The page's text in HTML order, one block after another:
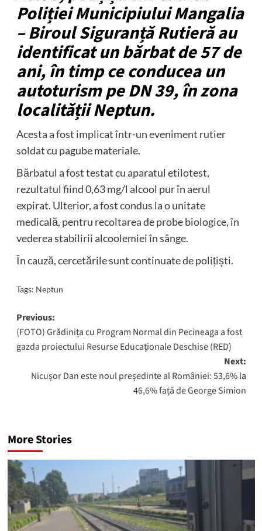
Poliției Municipiului Mangalia
– Biroul Siguranță Rutieră au
identificat un bărbat de 57 de
ani, în timp ce conducea un
autoturism pe DN 39, în zona
localității Neptun.
Acesta a fost implicat într-un eveniment rutier
soldat cu pagube materiale.
Bărbatul a fost testat cu aparatul etilotest,
rezultatul fiind 0,63 mg/l alcool pur în aerul
expirat. Ulterior, a fost condus la o unitate
medicală, pentru recoltarea de probe biologice, în
vederea stabilirii alcoolemiei în sânge.
În cauză, cercetările sunt continuate de polițiști.
Tags: Neptun
Post
navigation
Previous:
(FOTO) Grădinița cu Program Normal din Pecineaga a fost
gazda proiectului Resurse Educaționale Deschise (RED)
Next:
Nicușor Dan este noul președinte al României: 53,6% la
46,6% față de George Simion
More Stories